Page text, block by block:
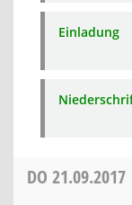
Einladung
DO 21.09.2017